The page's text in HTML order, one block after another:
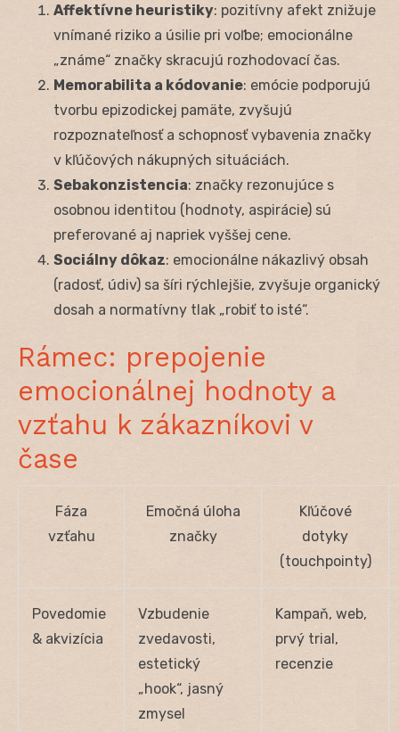
Affektívne heuristiky: pozitívny afekt znižuje
vnímané riziko a úsilie pri voľbe; emocionálne
„známe“ značky skracujú rozhodovací čas.
Memorabilita a kódovanie: emócie podporujú
tvorbu epizodickej pamäte, zvyšujú
rozpoznateľnosť a schopnosť vybavenia značky
v kľúčových nákupných situáciách.
Sebakonzistencia: značky rezonujúce s
osobnou identitou (hodnoty, aspirácie) sú
preferované aj napriek vyššej cene.
Sociálny dôkaz: emocionálne nákazlivý obsah
(radosť, údiv) sa šíri rýchlejšie, zvyšuje organický
dosah a normatívny tlak „robiť to isté“.
Rámec: prepojenie
emocionálnej hodnoty a
vzťahu k zákazníkovi v
čase
Fáza
vzťahu
Emočná úloha
značky
Kľúčové
dotyky
(touchpointy)
Povedomie
& akvizícia
Vzbudenie
zvedavosti,
estetický
„hook“, jasný
zmysel
Kampaň, web,
prvý trial,
recenzie